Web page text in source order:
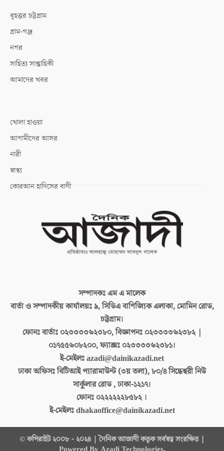
বৃহত্তর চট্টগ্রাম
গ্রাম-গঞ্জ
নগর
সাহিত্য সাপ্তাহিকী
আমাদের খবর
খোলা হাওয়া
আগামীদের আসর
নারী
স্বাস্থ্য
কোরআন হাদিসের বাণী
সম্পাদকঃএম এ মালেক
বার্তা ও সম্পাদকীয় কার্যালয়ঃ৯, সিডিএ বাণিজ্যিক এলাকা, মোমিন রোড,
চট্টগ্রাম।
ফোনঃ বার্তাঃ ০২৩৩৩৩৬২৩৮০, বিজ্ঞাপনঃ ০২৩৩৩৩৬২৩৮২ |
০১৭৫৫৬০৮২০০, ফ্যাক্সঃ ০২৩৩৩৩৬২৩৮১।
ই-মেইলঃazadi@dainikazadi.net
ঢাকা অফিসঃবিটিআই প্যারামাউন্ট (৩য় তলা), ৮০/৪ সিদ্ধেশ্বরী নিউ
সার্কুলার রোড , ঢাকা-১২১৭।
ফোনঃ ০২২২২২২৮৫৮২ ।
ই-মেইলঃdhakaoffice@dainikazadi.net
© কপিরাইট ২০০৮ - ২০২৪ | দৈনিক আজাদী কতৃক সর্বস্বত্ব সংরক্ষিত |